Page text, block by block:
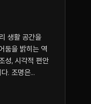
생활 공간을
둠을 밝히는 역
성, 시각적 편안
. 조명은...